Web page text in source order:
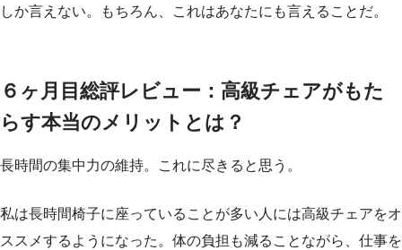
しか言えない。もちろん、これはあなたにも言えることだ。
６ヶ月目総評レビュー：高級チェアがもた
らす本当のメリットとは？
長時間の集中力の維持。これに尽きると思う。
私は長時間椅子に座っていることが多い人には高級チェアをオ
ススメするようになった。体の負担も減ることながら、仕事を